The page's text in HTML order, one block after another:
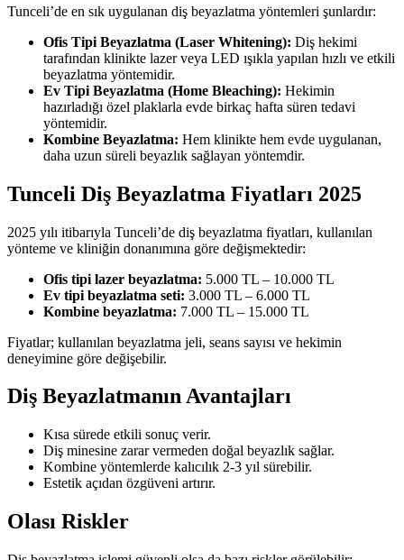
Tunceli’de en sık uygulanan diş beyazlatma yöntemleri şunlardır:
Ofis Tipi Beyazlatma (Laser Whitening): Diş hekimi
tarafından klinikte lazer veya LED ışıkla yapılan hızlı ve etkili
beyazlatma yöntemidir.
Ev Tipi Beyazlatma (Home Bleaching): Hekimin
hazırladığı özel plaklarla evde birkaç hafta süren tedavi
yöntemidir.
Kombine Beyazlatma: Hem klinikte hem evde uygulanan,
daha uzun süreli beyazlık sağlayan yöntemdir.
Tunceli Diş Beyazlatma Fiyatları 2025
2025 yılı itibarıyla Tunceli’de diş beyazlatma fiyatları, kullanılan
yönteme ve kliniğin donanımına göre değişmektedir:
Ofis tipi lazer beyazlatma: 5.000 TL – 10.000 TL
Ev tipi beyazlatma seti: 3.000 TL – 6.000 TL
Kombine beyazlatma: 7.000 TL – 15.000 TL
Fiyatlar; kullanılan beyazlatma jeli, seans sayısı ve hekimin
deneyimine göre değişebilir.
Diş Beyazlatmanın Avantajları
Kısa sürede etkili sonuç verir.
Diş minesine zarar vermeden doğal beyazlık sağlar.
Kombine yöntemlerde kalıcılık 2-3 yıl sürebilir.
Estetik açıdan özgüveni artırır.
Olası Riskler